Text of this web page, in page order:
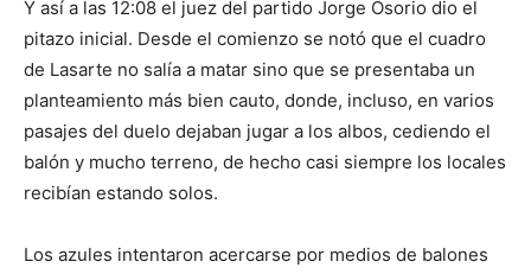
Y así a las 12:08 el juez del partido Jorge Osorio dio el
pitazo inicial. Desde el comienzo se notó que el cuadro
de Lasarte no salía a matar sino que se presentaba un
planteamiento más bien cauto, donde, incluso, en varios
pasajes del duelo dejaban jugar a los albos, cediendo el
balón y mucho terreno, de hecho casi siempre los locales
recibían estando solos.
Los azules intentaron acercarse por medios de balones